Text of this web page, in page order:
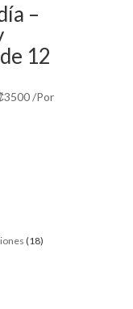
–
12
3500/Por
1818